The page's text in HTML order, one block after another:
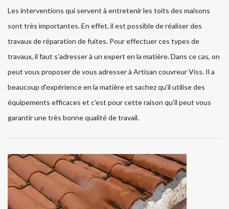
Les interventions qui servent à entretenir les toits des maisons
sont très importantes. En effet, il est possible de réaliser des
travaux de réparation de fuites. Pour effectuer ces types de
travaux, il faut s'adresser à un expert en la matière. Dans ce cas, on
peut vous proposer de vous adresser à Artisan couvreur Viss. Il a
beaucoup d'expérience en la matière et sachez qu'il utilise des
équipements efficaces et c'est pour cette raison qu'il peut vous
garantir une très bonne qualité de travail.